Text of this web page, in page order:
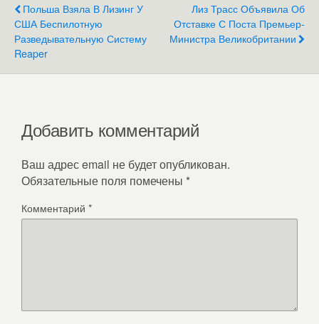
Польша Взяла В Лизинг У
США Беспилотную
Разведывательную Систему
Reaper
Лиз Трасс Объявила Об
Отставке С Поста Премьер-
Министра Великобритании
Добавить комментарий
Ваш адрес email не будет опубликован.
Обязательные поля помечены *
Комментарий *